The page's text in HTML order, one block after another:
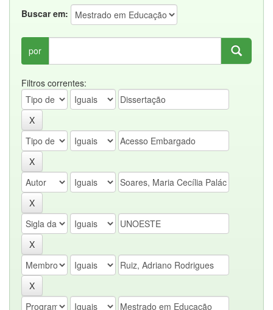
Buscar em:
por
Filtros correntes: